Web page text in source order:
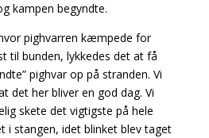
kampen begyndte.
pighvarren kæmpede for
til bunden, lykkedes det at få
pighvar op på stranden. Vi
det her bliver en god dag. Vi
skete det vigtigste på hele
i stangen, idet blinket blev taget